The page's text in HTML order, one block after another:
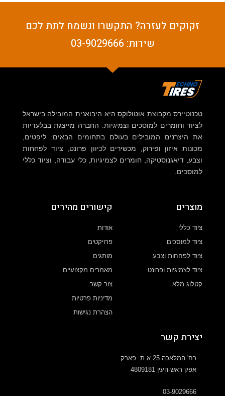
זקוקים לעזרה? התקשרו ונשמח לתת לכם
שירות: 03-9029666
טכנוטיירס מקבוצת אוטולוקס היא היבואנית המובילה בישראל
לציוד וחומרים למוסכים וצמיגיות. החברה מייצגת בבלעדיות
את היצרנים המובילים בעולם בתחומים הבאים: ליפטים,
מכונות איזון ופירוק, מכשירים לכיוון פרונט, ציוד לפחחות
וצבע, דיאגנוסטיקה, חומרים לצמיגיות, כלי עבודה, וציוד כללי
למוסכים.
מוצרים
ציוד כללי
ציוד למוסכים
ציוד לפחחות וצבע
ציוד לצמיגיות ופרונט
קטלוג מלא
קישורים מהירים
אודות
פרויקטים
מותגים
מאמרים מקצועיים
צור קשר
מדיניות פרטיות
הצהרת נגישות
יצירת קשר
רח' המלאכה 25 א.ת. פארק
אפק ראש-העין 4809181
03-9029666